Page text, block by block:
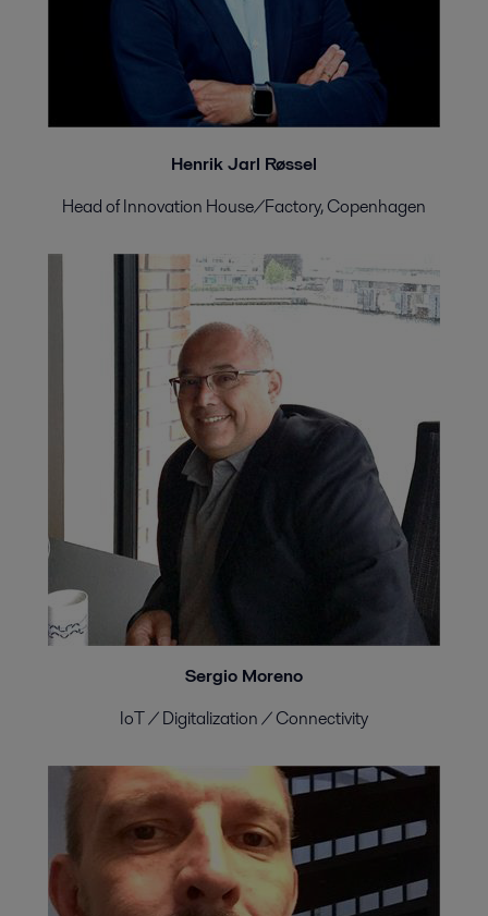
Henrik Jarl Røssel
Head of Innovation House/Factory, Copenhagen
Sergio Moreno
IoT / Digitalization / Connectivity